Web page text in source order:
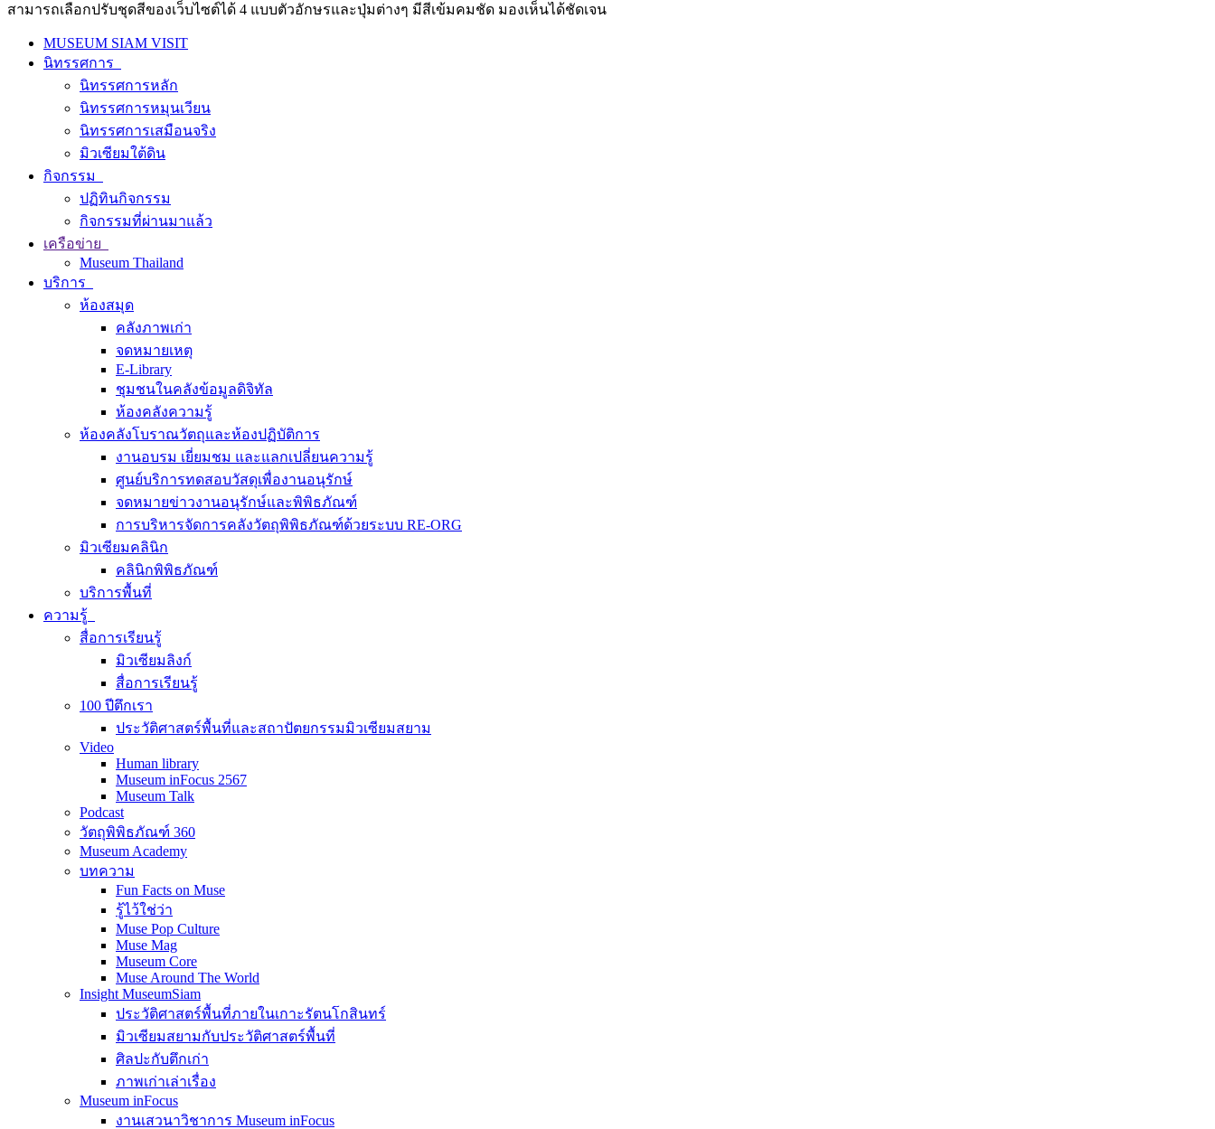
สามารถเลือกปรับชุดสีของเว็บไซต์ได้ 4 แบบตัวอักษรและปุ่มต่างๆ มีสีเข้มคมชัด มองเห็นได้ชัดเจน
MUSEUM SIAM VISIT
นิทรรศการ
นิทรรศการหลัก
นิทรรศการหมุนเวียน
นิทรรศการเสมือนจริง
มิวเซียมใต้ดิน
กิจกรรม
ปฏิทินกิจกรรม
กิจกรรมที่ผ่านมาแล้ว
เครือข่าย
Museum Thailand
บริการ
ห้องสมุด
คลังภาพเก่า
จดหมายเหตุ
E-Library
ชุมชนในคลังข้อมูลดิจิทัล
ห้องคลังความรู้
ห้องคลังโบราณวัตถุและห้องปฏิบัติการ
งานอบรม เยี่ยมชม และแลกเปลี่ยนความรู้
ศูนย์บริการทดสอบวัสดุเพื่องานอนุรักษ์
จดหมายข่าวงานอนุรักษ์และพิพิธภัณฑ์
การบริหารจัดการคลังวัตถุพิพิธภัณฑ์ด้วยระบบ RE-ORG
มิวเซียมคลินิก
คลินิกพิพิธภัณฑ์
บริการพื้นที่
ความรู้
สื่อการเรียนรู้
มิวเซียมลิงก์
สื่อการเรียนรู้
100 ปีตึกเรา
ประวัติศาสตร์พื้นที่และสถาปัตยกรรมมิวเซียมสยาม
Video
Human library
Museum inFocus 2567
Museum Talk
Podcast
วัตถุพิพิธภัณฑ์ 360
Museum Academy
บทความ
Fun Facts on Muse
รู้ไว้ใช่ว่า
Muse Pop Culture
Muse Mag
Museum Core
Muse Around The World
Insight MuseumSiam
ประวัติศาสตร์พื้นที่ภายในเกาะรัตนโกสินทร์
มิวเซียมสยามกับประวัติศาสตร์พื้นที่
ศิลปะกับตึกเก่า
ภาพเก่าเล่าเรื่อง
Museum inFocus
งานเสวนาวิชาการ Museum inFocus